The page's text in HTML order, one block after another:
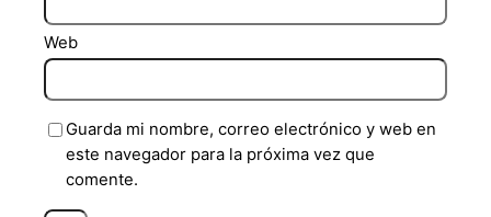
Web
Guarda mi nombre, correo electrónico y web en
este navegador para la próxima vez que
comente.